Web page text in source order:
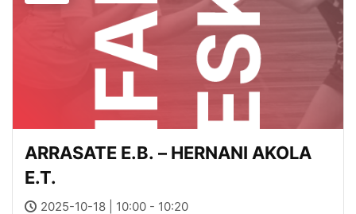
ARRASATE E.B. – HERNANI AKOLA
E.T.
2025-10-18 | 10:00 - 10:20